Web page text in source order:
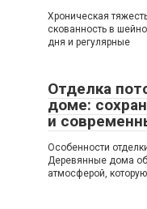
Хроническая
скованность в
дня и регулярные
Отделка
доме:
и
Особенности
Деревянные дома
атмосферой, которую